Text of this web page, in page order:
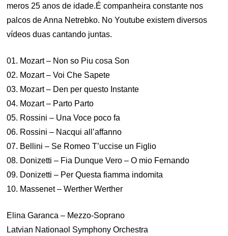
meros 25 anos de idade.É companheira constante nos
palcos de Anna Netrebko. No Youtube existem diversos
vídeos duas cantando juntas.
01. Mozart – Non so Piu cosa Son
02. Mozart – Voi Che Sapete
03. Mozart – Den per questo Instante
04. Mozart – Parto Parto
05. Rossini – Una Voce poco fa
06. Rossini – Nacqui all’affanno
07. Bellini – Se Romeo T’uccise un Figlio
08. Donizetti – Fia Dunque Vero – O mio Fernando
09. Donizetti – Per Questa fiamma indomita
10. Massenet – Werther Werther
Elina Garanca – Mezzo-Soprano
Latvian Nationaol Symphony Orchestra